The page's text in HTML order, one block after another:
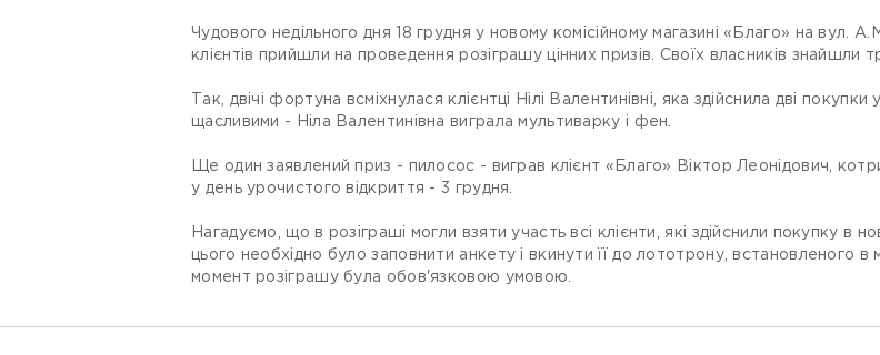
Чудового недільного дня 18 грудня у новому комісійному магазині «Благо» на
клієнтів прийшли на проведення розіграшу цінних призів. Своїх власників знайшли
Так, двічі фортуна всміхнулася клієнтці Нілі Валентинівні, яка здійснила дві
щасливими - Ніла Валентинівна виграла мультиварку і фен.
Ще один заявлений приз - пилосос - виграв клієнт «Благо» Віктор Леонідович,
у день урочистого відкриття - 3 грудня.
Нагадуємо, що в розіграші могли взяти участь всі клієнти, які здійснили покупку в
цього необхідно було заповнити анкету і вкинути її до лототрону, встановленого в
момент розіграшу була обов'язковою умовою.